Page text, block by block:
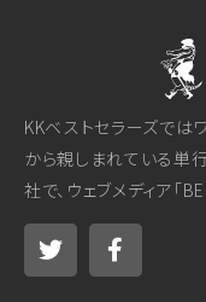
KKベストセラーズでは
から親しまれている単
社で、ウェブメディア「